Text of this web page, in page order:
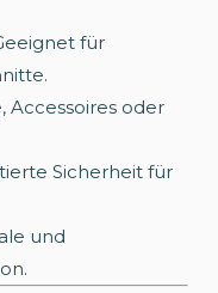
für
Accessoires oder
Sicherheit für
und